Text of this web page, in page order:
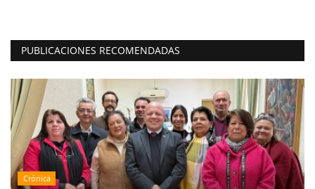
PUBLICACIONES RECOMENDADAS
Crónica